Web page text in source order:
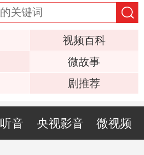
视频百科
微故事
剧推荐
听音 央视影音 微视频